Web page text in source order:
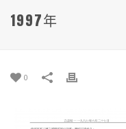
1997年
0